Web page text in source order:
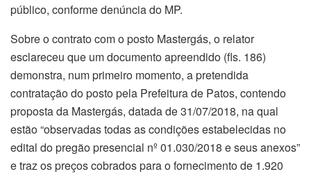
público, conforme denúncia do MP.
Sobre o contrato com o posto Mastergás, o relator
esclareceu que um documento apreendido (fls. 186)
demonstra, num primeiro momento, a pretendida
contratação do posto pela Prefeitura de Patos, contendo
proposta da Mastergás, datada de 31/07/2018, na qual
estão “observadas todas as condições estabelecidas no
edital do pregão presencial nº 01.030/2018 e seus anexos”
e traz os preços cobrados para o fornecimento de 1.920